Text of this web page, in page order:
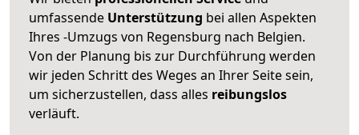
umfassende Unterstützung bei allen Aspekten
Ihres -Umzugs von Regensburg nach Belgien.
Von der Planung bis zur Durchführung werden
wir jeden Schritt des Weges an Ihrer Seite sein,
um sicherzustellen, dass alles reibungslos
verläuft.